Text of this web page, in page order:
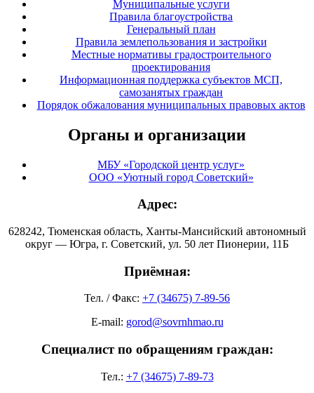
Муниципальные услуги
Правила благоустройства
Генеральный план
Правила землепользования и застройки
Местные нормативы градостроительного
проектирования
Информационная поддержка субъектов МСП,
самозанятых граждан
Порядок обжалования муниципальных правовых актов
Органы и организации
МБУ «Городской центр услуг»
ООО «Уютный город Советский»
Адрес:
628242, Тюменская область, Ханты-Мансийский автономный
округ — Югра, г. Советский, ул. 50 лет Пионерии, 11Б
Приёмная:
Тел. / Факс: +7 (34675) 7-89-56
E-mail: gorod@sovrnhmao.ru
Специалист по обращениям граждан:
Тел.: +7 (34675) 7-89-73